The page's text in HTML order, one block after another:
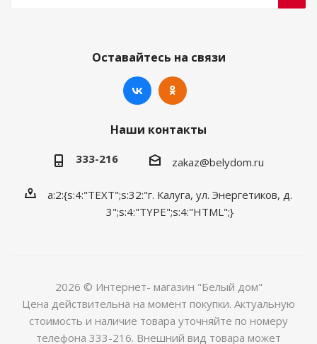
Оставайтесь на связи
Наши контакты
333-216 zakaz@belydom.ru
a:2:{s:4:"TEXT";s:32:"г. Калуга, ул. Энергетиков, д.
3";s:4:"TYPE";s:4:"HTML";}
2026 © Интернет- магазин "Белый дом"
Цена действительна на момент покупки. Актуальную
стоимость и наличие товара уточняйте по номеру
телефона 333-216. Внешний вид товара может